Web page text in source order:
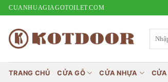
Bỏ
dung
CUANHUAGIAGOTOILET.COM
kiếm:
TRANG CHỦ CỬA GỖ CỬA NHỰA CỬA